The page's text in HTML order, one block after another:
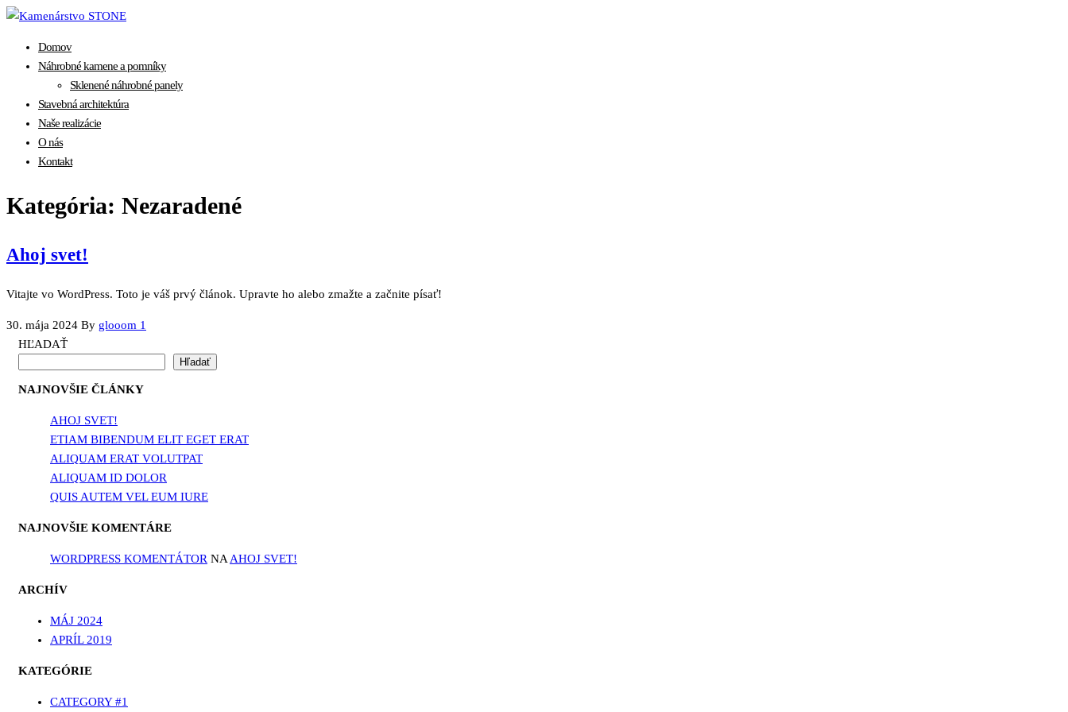
Skip
content
Domov
Náhrobné kamene a pomníky
Sklenené náhrobné panely
Stavebná architektúra
Naše realizácie
O nás
Kontakt
Kategória: Nezaradené
Ahoj svet!
Vitajte vo WordPress. Toto je váš prvý článok. Upravte ho alebo zmažte a začnite písať!
30. mája 2024 By glooom 1
HĽADAŤ
Hľadať
NAJNOVŠIE ČLÁNKY
AHOJ SVET!
ETIAM BIBENDUM ELIT EGET ERAT
ALIQUAM ERAT VOLUTPAT
ALIQUAM ID DOLOR
QUIS AUTEM VEL EUM IURE
NAJNOVŠIE KOMENTÁRE
WORDPRESS KOMENTÁTOR NAAHOJ SVET!
ARCHÍV
MÁJ 2024
APRÍL 2019
KATEGÓRIE
CATEGORY #1